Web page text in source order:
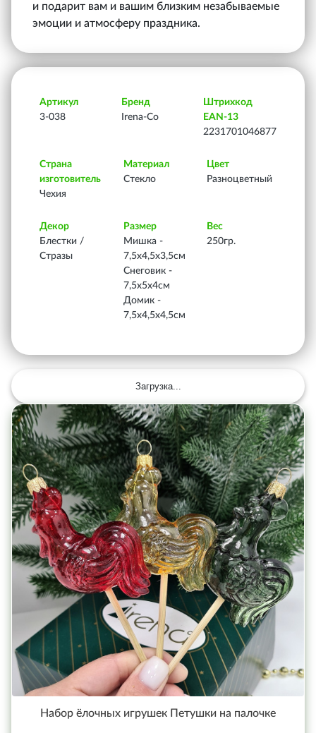
и подарит вам и вашим близким незабываемые
эмоции и атмосферу праздника.
Артикул
3-038
Бренд
Irena-Co
Штрихкод
EAN-13
2231701046877
Страна
изготовитель
Чехия
Материал
Стекло
Цвет
Разноцветный
Декор
Блестки /
Стразы
Размер
Мишка -
7,5х4,5х3,5см
Снеговик -
7,5х5х4см
Домик -
7,5х4,5х4,5см
Вес
250гр.
Загрузка...
Набор ёлочных игрушек Петушки на палочке